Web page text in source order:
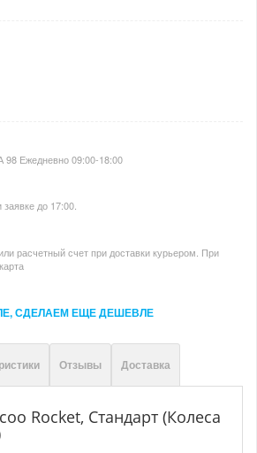
Ежедневно 09:00-18:00
до 17:00.
расчетный счет при доставки курьером. При
СДЕЛАЕМ ЕЩЕ ДЕШЕВЛЕ
Отзывы Доставка
Rocket, Стандарт (Колеса